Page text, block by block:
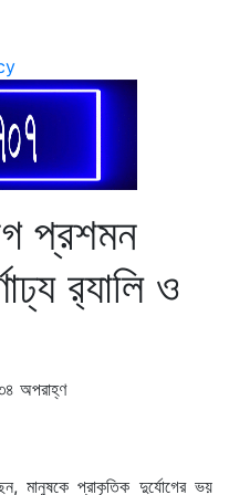
প্রশমন
র‌্যালি ও
অপরাহ্ণ
মানুষকে প্রাকৃতিক দুর্যোগের ভয়